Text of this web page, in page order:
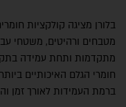
בלורן מציגה קולקציות
מטבחים ורהיטים, משטחי
מתקדמות ותחת עמידה
חומרי הגלם האיכותיים
ברמת העמידות לאורך זמן